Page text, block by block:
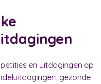
en uitdagingen op
gezonde